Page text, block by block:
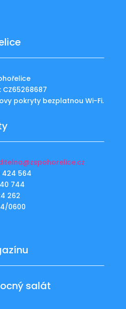
CZ65268687
pokryty bezplatnou Wi-Fi.
424 564
744
262
0600
salát